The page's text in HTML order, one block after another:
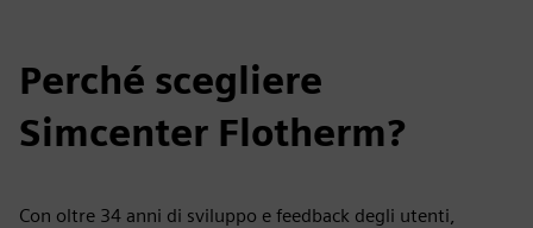
Perché scegliere
Simcenter Flotherm?
Con oltre 34 anni di sviluppo e feedback degli utenti,